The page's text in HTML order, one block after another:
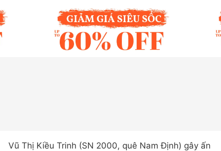
Vũ Thị Kiều Trinh (SN 2000, quê Nam Định) gây ấn